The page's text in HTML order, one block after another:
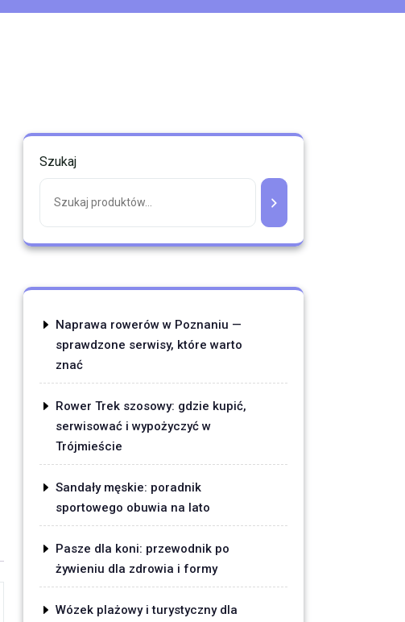
Szukaj
Naprawa rowerów w Poznaniu —
sprawdzone serwisy, które warto
znać
Rower Trek szosowy: gdzie kupić,
serwisować i wypożyczyć w
Trójmieście
Sandały męskie: poradnik
sportowego obuwia na lato
Pasze dla koni: przewodnik po
żywieniu dla zdrowia i formy
Wózek plażowy i turystyczny dla